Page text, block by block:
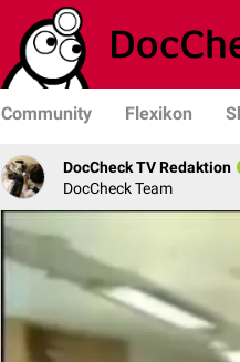
Community Flexikon
DocCheck TV Redaktion
DocCheck Team